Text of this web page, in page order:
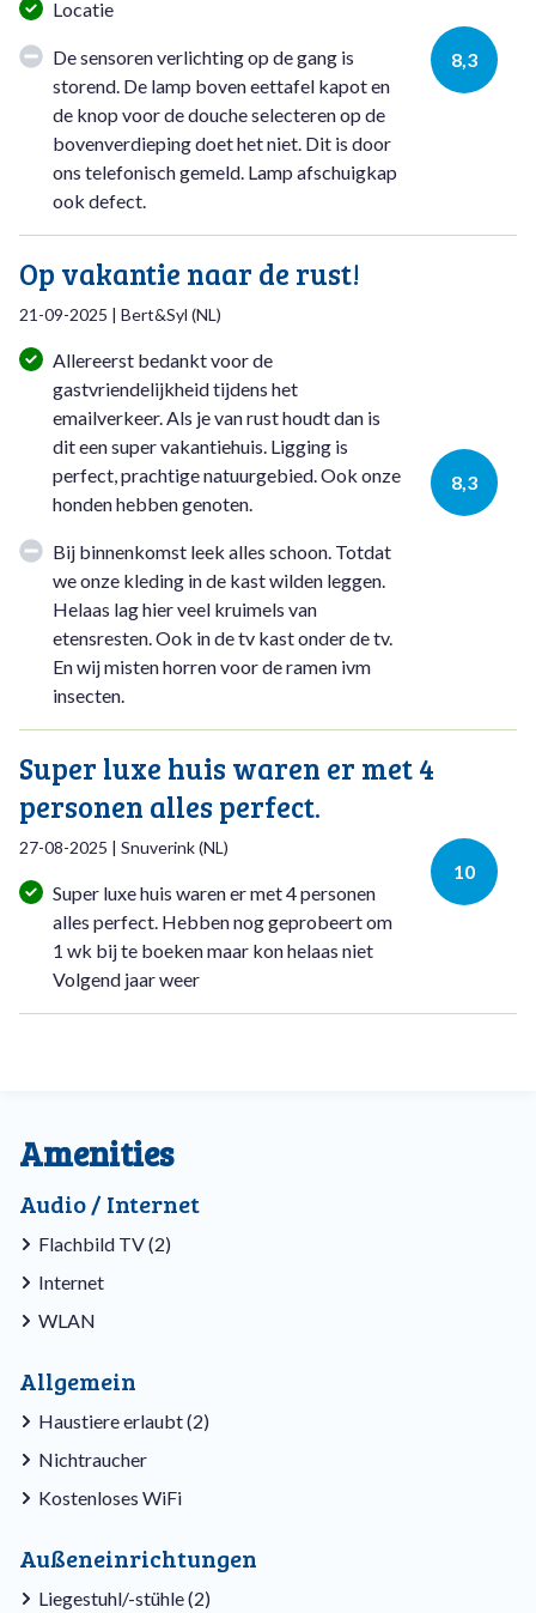
8,3
Locatie
De sensoren verlichting op de gang is
storend. De lamp boven eettafel kapot en
de knop voor de douche selecteren op de
bovenverdieping doet het niet. Dit is door
ons telefonisch gemeld. Lamp afschuigkap
ook defect.
Op vakantie naar de rust!
21-09-2025 | Bert&Syl (NL)
8,3
Allereerst bedankt voor de
gastvriendelijkheid tijdens het
emailverkeer. Als je van rust houdt dan is
dit een super vakantiehuis. Ligging is
perfect, prachtige natuurgebied. Ook onze
honden hebben genoten.
Bij binnenkomst leek alles schoon. Totdat
we onze kleding in de kast wilden leggen.
Helaas lag hier veel kruimels van
etensresten. Ook in de tv kast onder de tv.
En wij misten horren voor de ramen ivm
insecten.
Super luxe huis waren er met 4
personen alles perfect.
27-08-2025 | Snuverink(NL)
10
Super luxe huis waren er met 4 personen
alles perfect. Hebben nog geprobeert om
1 wk bij te boeken maar kon helaas niet
Volgend jaar weer
Amenities
Audio / Internet
Flachbild TV (2)
Internet
WLAN
Allgemein
Haustiere erlaubt (2)
Nichtraucher
Kostenloses WiFi
Außeneinrichtungen
Liegestuhl/-stühle (2)